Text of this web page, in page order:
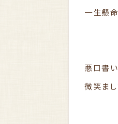
一生懸
悪口書
微笑ま